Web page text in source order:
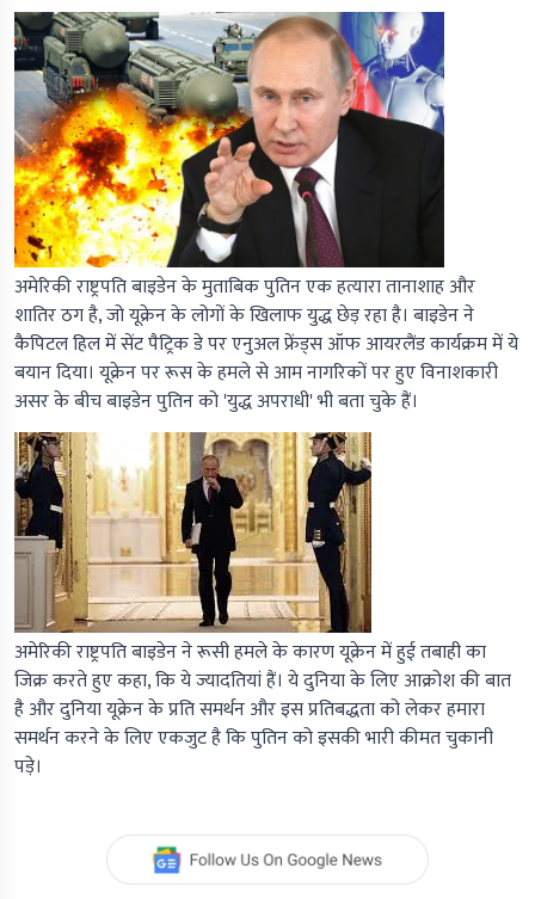
अमेरिकी राष्ट्रपति बाइडेन के मुताबिक पुतिन एक हत्यारा तानाशाह और
शातिर ठग है, जो यूक्रेन के लोगों के खिलाफ युद्ध छेड़ रहा है। बाइडेन ने
कैपिटल हिल में सेंट पैट्रिक डे पर एनुअल फ्रेंड्स ऑफ आयरलैंड कार्यक्रम में ये
बयान दिया। यूक्रेन पर रूस के हमले से आम नागरिकों पर हुए विनाशकारी
असर के बीच बाइडेन पुतिन को 'युद्ध अपराधी' भी बता चुके हैं।
अमेरिकी राष्ट्रपति बाइडेन ने रूसी हमले के कारण यूक्रेन में हुई तबाही का
जिक्र करते हुए कहा, कि ये ज्यादतियां हैं। ये दुनिया के लिए आक्रोश की बात
है और दुनिया यूक्रेन के प्रति समर्थन और इस प्रतिबद्धता को लेकर हमारा
समर्थन करने के लिए एकजुट है कि पुतिन को इसकी भारी कीमत चुकानी
पड़े।